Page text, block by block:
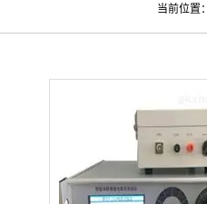
当前位置：